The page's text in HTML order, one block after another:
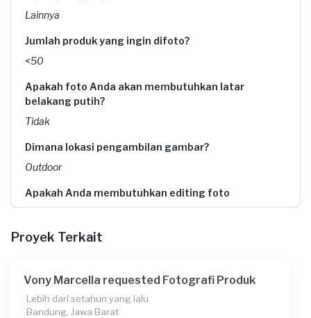
Lainnya
Jumlah produk yang ingin difoto?
<50
Apakah foto Anda akan membutuhkan latar
belakang putih?
Tidak
Dimana lokasi pengambilan gambar?
Outdoor
Apakah Anda membutuhkan editing foto
Apakah Anda ingin mencetak hasil foto?
Kapan Anda membutuhkan layanan?
14-10-2020
Proyek Terkait
Vony Marcella requested Fotografi Produk
Lebih dari setahun yang lalu
Bandung, Jawa Barat